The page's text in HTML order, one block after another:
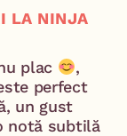
LA NINJA
plac
,
perfect
un gust
notă subtilă